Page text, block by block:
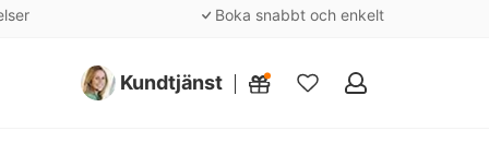
Boka snabbt och enkelt
Kundtjänst
Mina